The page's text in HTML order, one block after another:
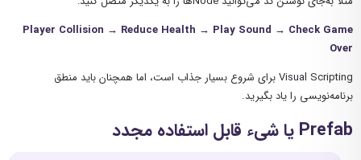
Player Collision → Reduce Health → Play Sound → Check Game
Over
Visual Scripting برای شروع بسیار جذاب است، اما همچنان باید منطق
برنامه‌نویسی را یاد بگیرید.
Prefab یا شیء قابل استفاده مجدد